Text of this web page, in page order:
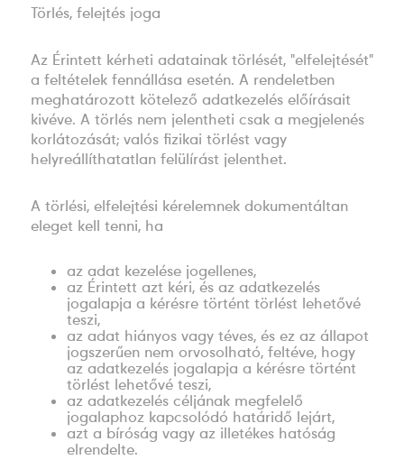
Törlés, felejtés joga
Az Érintett kérheti adatainak törlését, "elfelejtését"
a feltételek fennállása esetén. A rendeletben
meghatározott kötelező adatkezelés előírásait
kivéve. A törlés nem jelentheti csak a megjelenés
korlátozását; valós fizikai törlést vagy
helyreállíthatatlan felülírást jelenthet.
A törlési, elfelejtési kérelemnek dokumentáltan
eleget kell tenni, ha
az adat kezelése jogellenes,
az Érintett azt kéri, és az adatkezelés
jogalapja a kérésre történt törlést lehetővé
teszi,
az adat hiányos vagy téves, és ez az állapot
jogszerűen nem orvosolható, feltéve, hogy
az adatkezelés jogalapja a kérésre történt
törlést lehetővé teszi,
az adatkezelés céljának megfelelő
jogalaphoz kapcsolódó határidő lejárt,
azt a bíróság vagy az illetékes hatóság
elrendelte.